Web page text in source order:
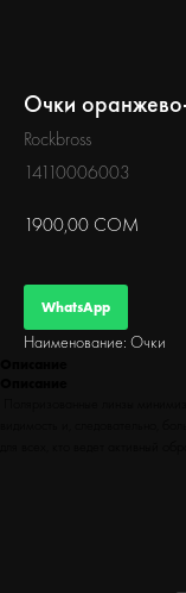
Очки
Rockbross
14110006003
1900,00 СОМ
WhatsApp
Наименование: Очки